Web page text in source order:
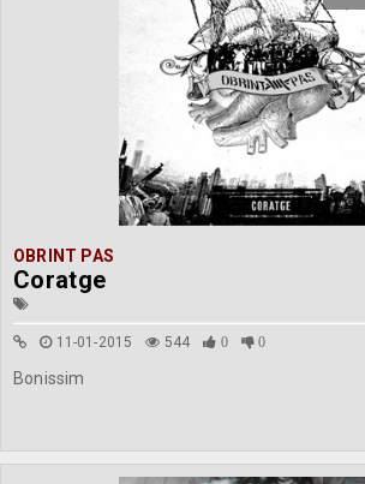
OBRINT PAS
Coratge
11-01-2015 544 0 0
Bonissim